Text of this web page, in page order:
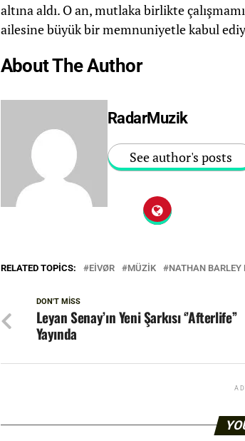
altına aldı. O an, mutlaka birlikte
ailesine büyük bir memnuniyetle kabul
About The Author
RadarMuzik
See author's posts
RELATED TOPICS: EIVØR MÜZIK NATHAN BARLEY
DON'T MISS
Leyan Senay’ın Yeni Şarkısı ‘’Afterlife’’
Yayında